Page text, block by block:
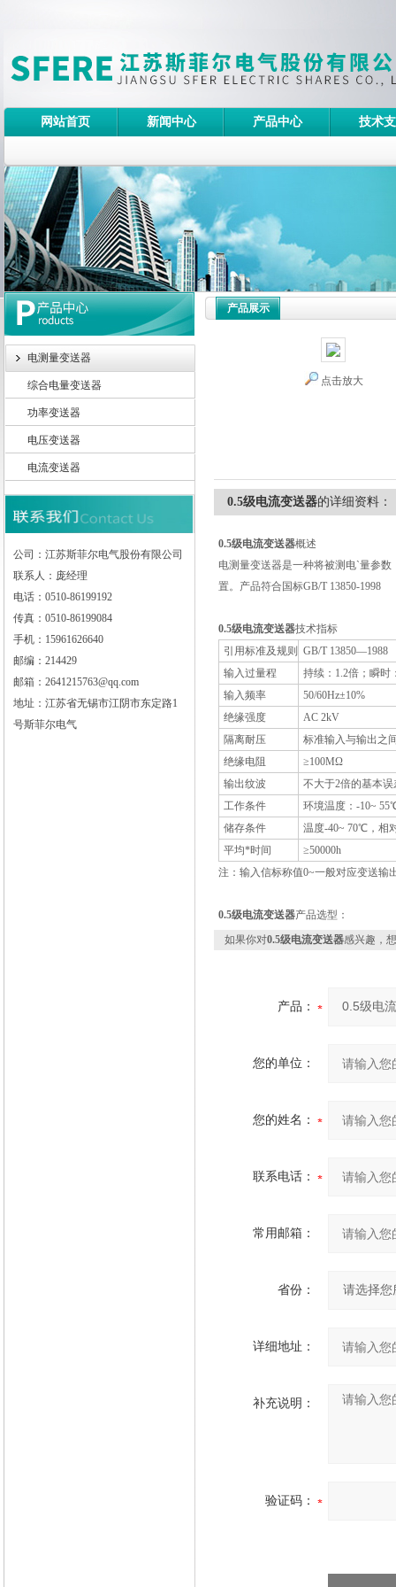
江苏斯菲尔电气股份有限公司
网站首页 新闻中心 产品中心 技术
电测量变送器
综合电量变送器
功率变送器
电压变送器
电流变送器
公司：江苏斯菲尔电气股份有限公司
联系人：庞经理
电话：0510-86199192
传真：0510-86199084
手机：15961626640
邮编：214429
邮箱：2641215763@qq.com
地址：江苏省无锡市江阴市东定路1
号斯菲尔电气
产品展示
点击放大
0.5级电流变送器的详细资料：
0.5级电流变送器概述
电测量变送器是一种将被测电`量参
置。产品符合国标GB/T 13850-1998
0.5级电流变送器技术指标
引用标准及规则
GB/T 13850—1988
输入过量程
持续：1.2倍；瞬时
输入频率
50/60Hz±10%
绝缘强度
AC 2kV
隔离耐压
标准输入与输出之
绝缘电阻
≥100MΩ
输出纹波
不大于2倍的基本误
工作条件
环境温度：-10~
储存条件
温度-40~ 70℃，相
平均*时间
≥50000h
注：输入信标称值0~一般对应变送输
0.5级电流变送器产品选型：
如果你对0.5级电流变送器感兴趣，
产品：
您的单位：
您的姓名：
联系电话：
常用邮箱：
省份：
详细地址：
补充说明：
验证码：